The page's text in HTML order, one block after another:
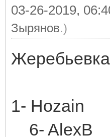
03-26-2019,
Зырянов.)
1- Hozain
6- AlexB